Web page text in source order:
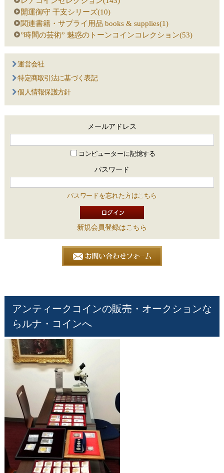
開運御守 干支シリーズ(10)
関連書籍・サプライ用品 books & supplies(1)
”時間の芸術” 魅惑のトーンコインコレクション(53)
運営会社
特定商取引法に基づく表記
個人情報保護方針
メールアドレス
コンピューターに記憶する
パスワード
パスワードを忘れた方はこちら
新規会員登録はこちら
アンティークコインの販売・オークションな
らルナ・コインへ